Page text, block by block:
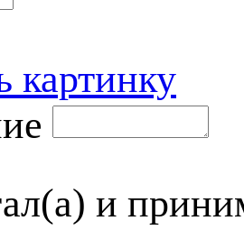
картинку
и